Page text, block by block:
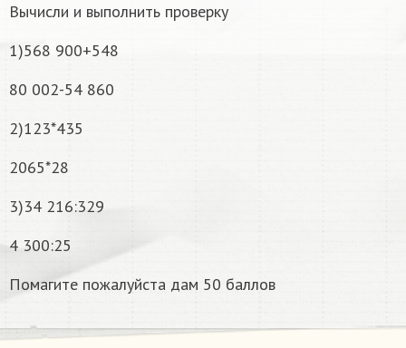
Вычисли и выполнить проверку
1)568 900+548
80 002-54 860
2)123*435
2065*28
3)34 216:329
4 300:25
Помагите пожалуйста дам 50 баллов